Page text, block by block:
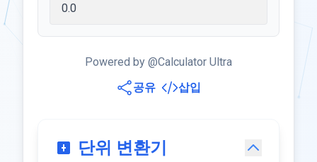
Powered by @Calculator Ultra
공유
삽입
단위 변환기